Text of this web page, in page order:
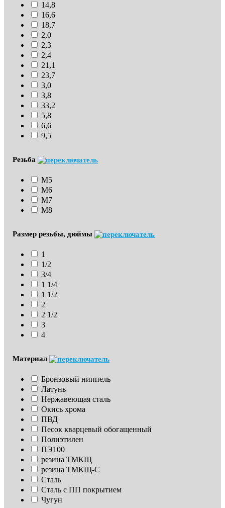
14,8
16,6
18,7
2,0
2,3
2,4
21,1
23,7
3,0
3,8
33,2
5,8
6,6
9,5
Резьба
М5
М6
М7
М8
Размер резьбы, дюймы
1
1/2
3/4
1 1/4
1 1/2
2
2 1/2
3
4
Материал
Бронзовый ниппель
Латунь
Нержавеющая сталь
Окись хрома
ПВД
Песок кварцевый обогащенный
Полиэтилен
ПЭ100
резина ТМКЩ
резина ТМКЩ-С
Сталь
Сталь с ПП покрытием
Чугун